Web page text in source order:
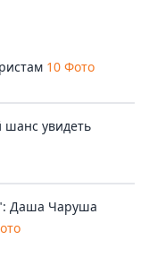
10 Фото
шанс увидеть
Даша Чаруша